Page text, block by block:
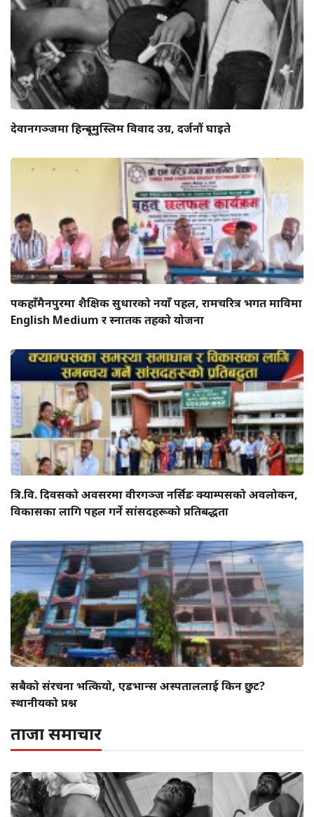
देवानगञ्जमा हिन्दू–मुस्लिम विवाद उग्र, दर्जनौं घाइते
पकहाँमैनपुरमा शैक्षिक सुधारको नयाँ पहल, रामचरित्र भगत माविमा
English Medium र स्नातक तहको योजना
त्रि.वि. दिवसको अवसरमा वीरगञ्ज नर्सिङ क्याम्पसको अवलोकन,
विकासका लागि पहल गर्ने सांसदहरूको प्रतिबद्धता
सबैको संरचना भत्कियो, एडभान्स अस्पताललाई किन छुट?
स्थानीयको प्रश्न
ताजा समाचार